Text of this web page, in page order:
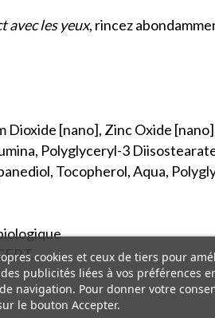
avec les yeux, rincez
[nano], Zinc Oxide
Polyglyceryl-3
Tocopherol, Aqua,
cookies et ceux de tiers pour
publicités liées à vos préférences
navigation. Pour donner votre
le bouton Accepter.